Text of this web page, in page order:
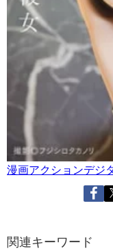
漫画アクションデジ
関連キーワード